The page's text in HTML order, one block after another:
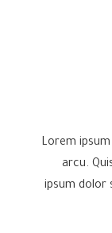
Lorem
arcu.
ipsum dolor